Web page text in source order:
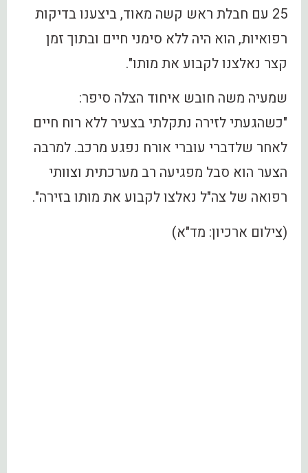
25 עם חבלת ראש קשה מאוד, ביצענו בדיקות
רפואיות, הוא היה ללא סימני חיים ובתוך זמן
קצר נאלצנו לקבוע את מותו".
שמעיה משה חובש איחוד הצלה סיפר:
"כשהגעתי לזירה נתקלתי בצעיר ללא רוח חיים
לאחר שלדברי עוברי אורח נפגע מרכב. למרבה
הצער הוא סבל מפגיעה רב מערכתית וצוותי
רפואה של צה"ל נאלצו לקבוע את מותו בזירה".
(צילום ארכיון: מד"א)